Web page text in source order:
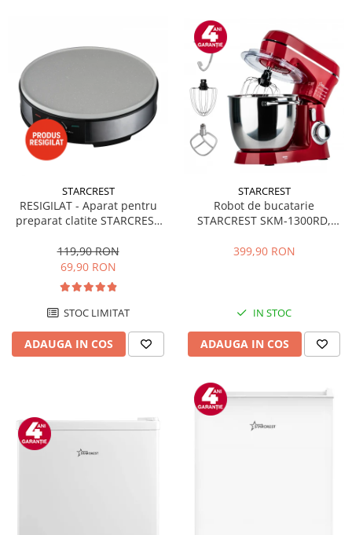
STARCREST
RESIGILAT - Aparat pentru
preparat clatite STARCREST
invelis ceramic antiaderent,
30 cm, Inox / Negru
119,90 RON
69,90 RON
STOC LIMITAT
ADAUGA IN COS
STARCREST
Robot de bucatarie
STARCREST SKM-1300RD,
Accesorii, 10 Viteze + Pulse,
399,90 RON
IN STOC
ADAUGA IN COS